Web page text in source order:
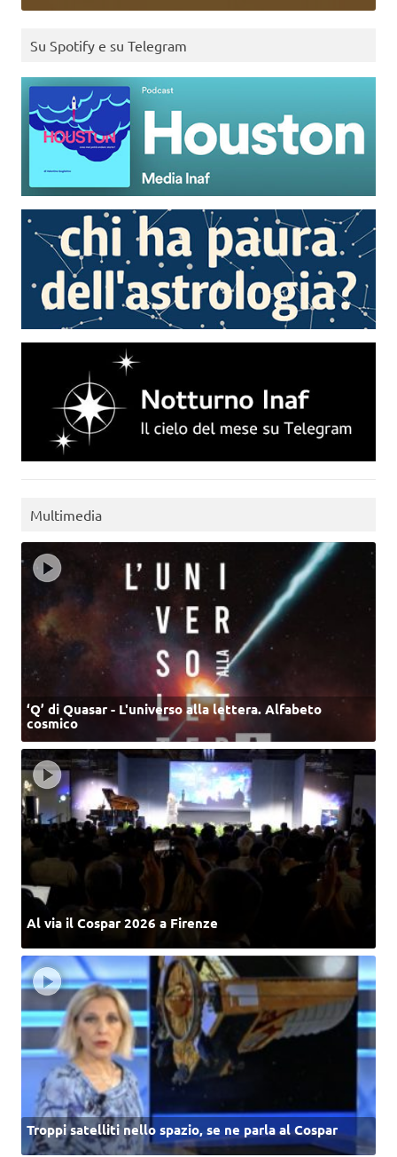
Su Spotify e su Telegram
Multimedia
‘Q’ di Quasar - L'universo alla lettera. Alfabeto
cosmico
Al via il Cospar 2026 a Firenze
Troppi satelliti nello spazio, se ne parla al Cospar